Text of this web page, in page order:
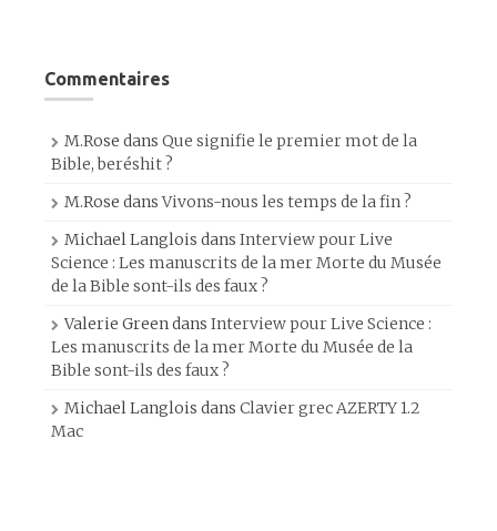
Commentaires
M.Rose dans Que signifie le premier mot de la
Bible, beréshit ?
M.Rose dansVivons-nous les temps de la fin ?
Michael Langlois dans Interview pour Live
Science : Les manuscrits de la mer Morte du Musée
de la Bible sont-ils des faux ?
Valerie Greendans Interview pour Live Science :
Les manuscrits de la mer Morte du Musée de la
Bible sont-ils des faux ?
Michael Langlois dans Clavier grec AZERTY 1.2
Mac